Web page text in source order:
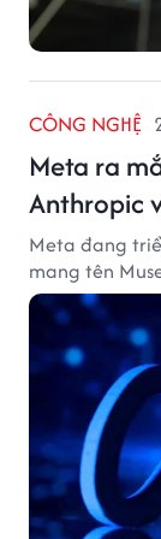
CÔNG NGHỆ
Meta ra
Anthropic
Meta đang
mang tên